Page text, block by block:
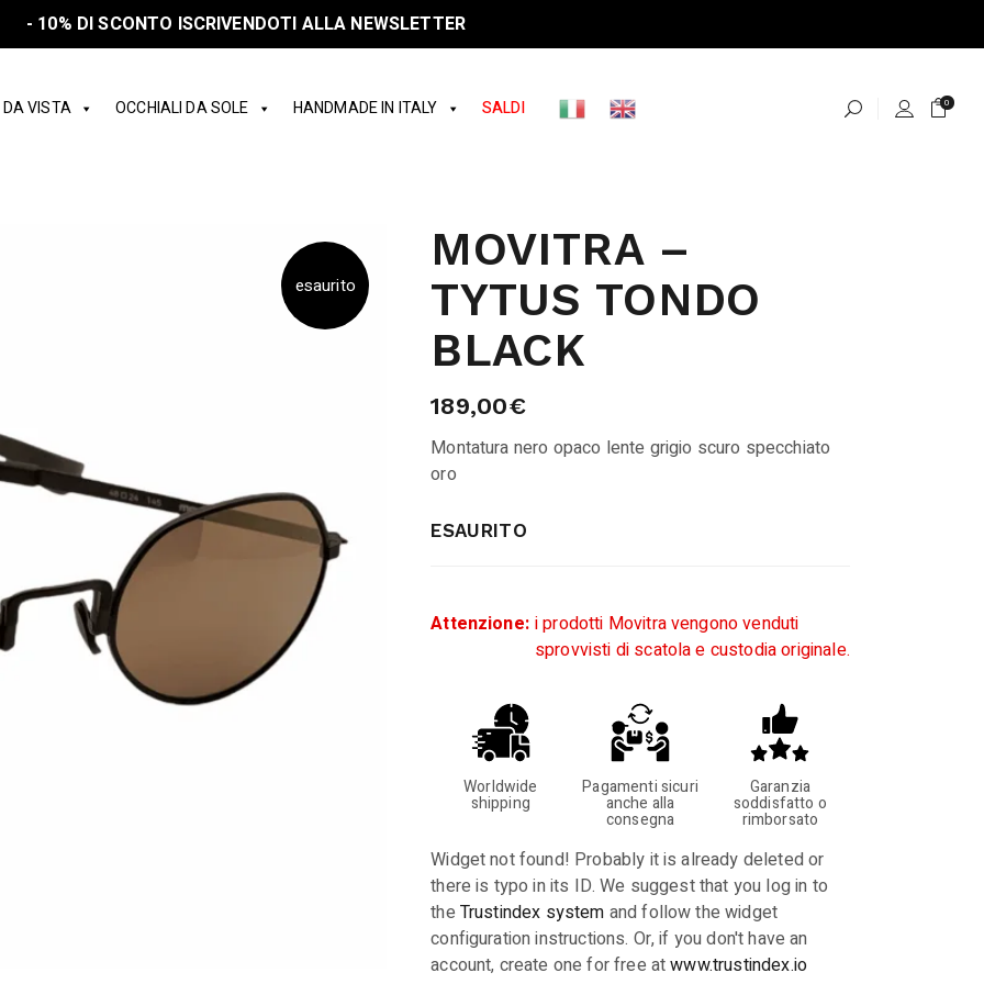
- 10% DI SCONTO ISCRIVENDOTI ALLA NEWSLETTER
VISTA OCCHIALI DA SOLE HANDMADE IN ITALY SALDI 0
esaurito
MOVITRA –
TYTUS TONDO
BLACK
189,00€
Montatura nero opaco lente grigio scuro specchiato
oro
ESAURITO
Attenzione: i prodotti Movitra vengono venduti
sprovvisti di scatola e custodia originale.
Worldwide
shipping
Pagamenti sicuri
anche alla
consegna
Garanzia
soddisfatto o
rimborsato
Widget not found! Probably it is already deleted or
there is typo in its ID. We suggest that you log in to
the Trustindex system and follow the widget
configuration instructions. Or, if you don't have an
account, create one for free atwww.trustindex.io